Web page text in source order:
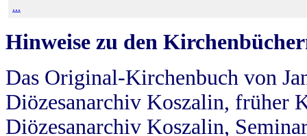
...
Hinweise zu den
Das Original-Kirchenbuch von
Diözesanarchiv Koszalin, früher
Diözesanarchiv Koszalin,